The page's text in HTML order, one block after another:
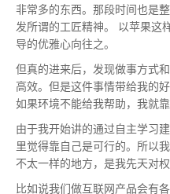
非常多的东西。那段时间也是
发所谓的工匠精神。 以苹果这
导的优雅心向往之。
但真的进来后，发现做事方式
高效。但是这件事情带给我的
如果环境不能给我帮助，我就靠
由于我开始讲的通过自主学习
里觉得靠自己是可行的。所以
不太一样的地方，是我先天对
比如说我们做互联网产品会有